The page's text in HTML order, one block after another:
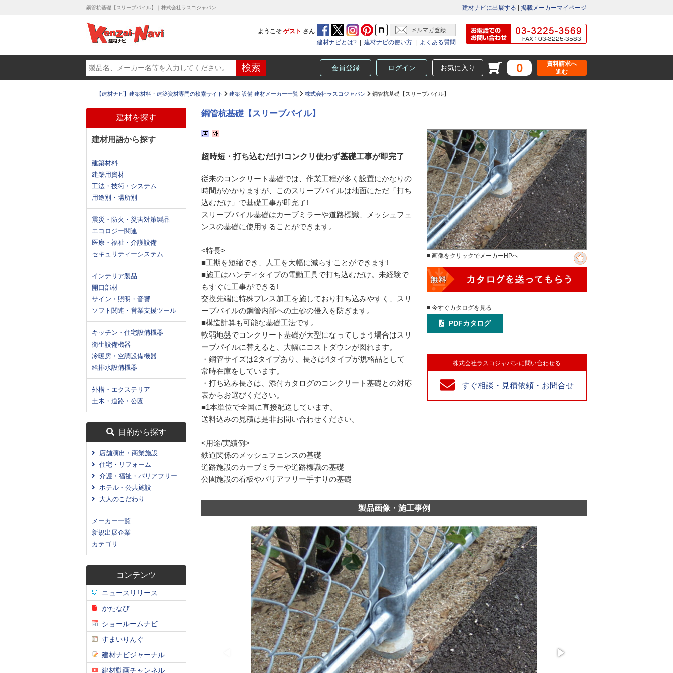
鋼管杭基礎【スリーブパイル】｜株式会社ラスコジャパン 建材ナビに出展する 掲載メーカーマイページ
ようこそ ゲスト さん
建材ナビとは?
建材ナビの使い方 よくある質問
会員登録 ログイン お気に入り 0
資料請求へ
進む
【建材ナビ】建築材料・建築資材専門の検索サイト 建築 設備 建材メーカー一覧 株式会社ラスコジャパン 鋼管杭基礎【スリーブパイル】
建材を探す
建材用語から探す
建築材料
建築用資材
工法・技術・システム
用途別・場所別
震災・防火・災害対策製品
エコロジー関連
医療・福祉・介護設備
セキュリティーシステム
インテリア製品
開口部材
サイン・照明・音響
ソフト関連・営業支援ツール
キッチン・住宅設備機器
衛生設備機器
冷暖房・空調設備機器
給排水設備機器
外構・エクステリア
土木・道路・公園
目的から探す
店舗演出・商業施設
住宅・リフォーム
介護・福祉・バリアフリー
ホテル・公共施設
大人のこだわり
メーカー一覧
新規出展企業
カテゴリ
コンテンツ
ニュースリリース
かたなび
ショールームナビ
すまいりんぐ
建材ナビジャーナル
建材動画チャンネル
鋼管杭基礎【スリーブパイル】
超時短・打ち込むだけ!コンクリ使わず基礎工事が即完了
従来のコンクリート基礎では、作業工程が多く設置にかなりの
時間がかかりますが、このスリーブパイルは地面にただ「打ち
込むだけ」で基礎工事が即完了!
スリーブパイル基礎はカーブミラーや道路標識、メッシュフェ
ンスの基礎に使用することができます。
<特長>
■工期を短縮でき、人工を大幅に減らすことができます!
■施工はハンディタイプの電動工具で打ち込むだけ。未経験で
もすぐに工事ができる!
交換先端に特殊プレス加工を施しており打ち込みやすく、スリ
ーブパイルの鋼管内部への土砂の侵入を防ぎます。
■構造計算も可能な基礎工法です。
軟弱地盤でコンクリート基礎が大型になってしまう場合はスリ
ーブパイルに替えると、大幅にコストダウンが図れます。
・鋼管サイズは2タイプあり、長さは4タイプが規格品として
常時在庫をしています。
・打ち込み長さは、添付カタログのコンクリート基礎との対応
表からお選びください。
■1本単位で全国に直接配送しています。
送料込みの見積は是非お問い合わせください。
<用途/実績例>
鉄道関係のメッシュフェンスの基礎
道路施設のカーブミラーや道路標識の基礎
公園施設の看板やバリアフリー手すりの基礎
■ 画像をクリックでメーカーHPへ
■ 今すぐカタログを見る
PDFカタログ
株式会社ラスコジャパンに問い合わせる
すぐ相談・見積依頼・お問合せ
製品画像・施工事例